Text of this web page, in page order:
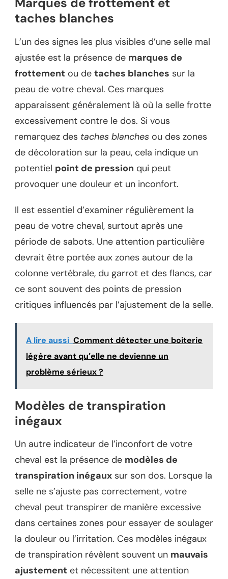
taches blanches
L’un des signes les plus visibles d’une selle mal
ajustée est la présence de marques de
frottement ou de taches blanches sur la
peau de votre cheval. Ces marques
apparaissent généralement là où la selle frotte
excessivement contre le dos. Si vous
remarquez des taches blanches ou des zones
de décoloration sur la peau, cela indique un
potentiel point de pression qui peut
provoquer une douleur et un inconfort.
Il est essentiel d’examiner régulièrement la
peau de votre cheval, surtout après une
période de sabots. Une attention particulière
devrait être portée aux zones autour de la
colonne vertébrale, du garrot et des flancs, car
ce sont souvent des points de pression
critiques influencés par l’ajustement de la selle.
A lire aussi Comment détecter une boiterie
légère avant qu’elle ne devienne un
problème sérieux ?
Modèles de transpiration
inégaux
Un autre indicateur de l’inconfort de votre
cheval est la présence de modèles de
transpiration inégaux sur son dos. Lorsque la
selle ne s’ajuste pas correctement, votre
cheval peut transpirer de manière excessive
dans certaines zones pour essayer de soulager
la douleur ou l’irritation. Ces modèles inégaux
de transpiration révèlent souvent un mauvais
ajustement et nécessitent une attention